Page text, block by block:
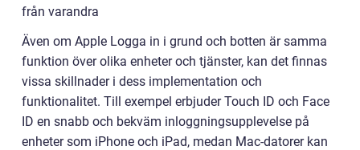
från varandra
Även om Apple Logga in i grund och botten är samma
funktion över olika enheter och tjänster, kan det finnas
vissa skillnader i dess implementation och
funktionalitet. Till exempel erbjuder Touch ID och Face
ID en snabb och bekväm inloggningsupplevelse på
enheter som iPhone och iPad, medan Mac-datorer kan